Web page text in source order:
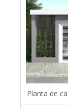
Planta de